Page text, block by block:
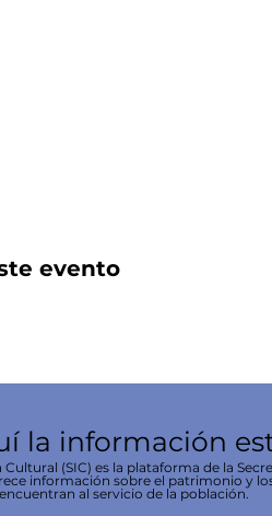
evento
la información
(SIC) es la plataforma de la
información sobre el patrimonio y
al servicio de la población.